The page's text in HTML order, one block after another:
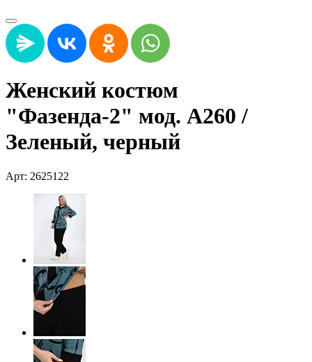
Женский костюм
"Фазенда-2" мод. А260 /
Зеленый, черный
Арт: 2625122